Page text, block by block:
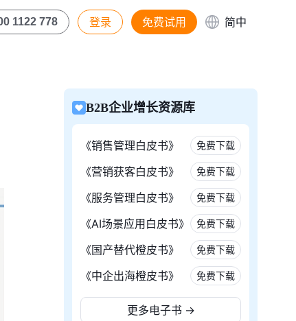
1122 778 登录 免费试用 简中
B2B企业增长资源库
《销售管理白皮书》 免费下载
《营销获客白皮书》 免费下载
《服务管理白皮书》 免费下载
《AI场景应用白皮书》 免费下载
《国产替代橙皮书》 免费下载
《中企出海橙皮书》 免费下载
更多电子书 →